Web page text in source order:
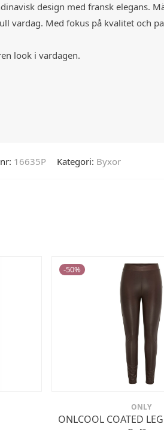
design med fransk elegans.
vardag. Med fokus på kvalitet och
look i vardagen.
16635P Kategori: Byxor
-50%
ONLY
ONLCOOL COATED